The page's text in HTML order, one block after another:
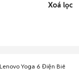
Xoá lọc
Lenovo Yoga 6 Điện Biên